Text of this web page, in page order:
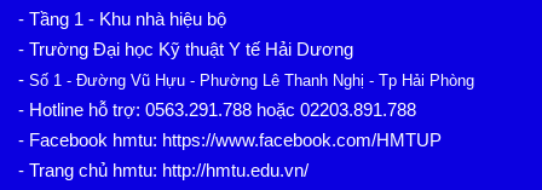
- Tầng 1 - Khu nhà hiệu bộ
- Trường Đại học Kỹ thuật Y tế Hải Dương
- Số 1 - Đường Vũ Hựu - Phường Lê Thanh Nghị - Tp Hải Phòng
- Hotline hỗ trợ: 0563.291.788 hoặc 02203.891.788
- Facebook hmtu: https://www.facebook.com/HMTUP
- Trang chủ hmtu: http://hmtu.edu.vn/